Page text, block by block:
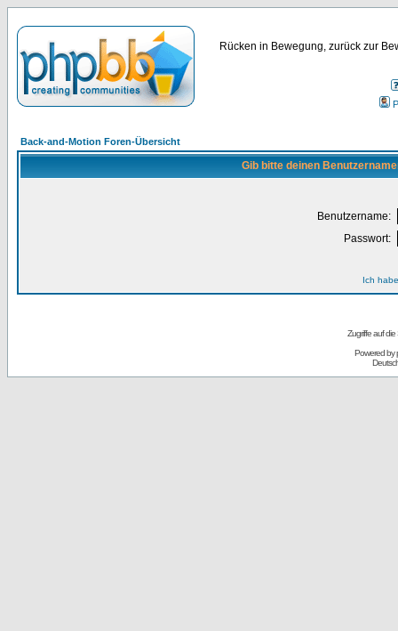
Rücken in Bewegung, zurück zur
Back-and-Motion Foren-Übersicht
Gib bitte deinen
Benutzername:
Passwort:
Ich
Zugriffe auf
Powered by